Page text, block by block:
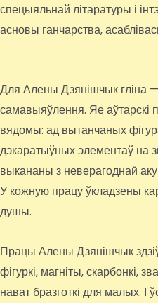
спецыяльнай літаратуры і
асновы ганчарства,
Для Алены Дзянішчык гліна —
самавыяўлення. Яе аўтарскі
вядомы: ад вытанчаных
дэкаратыўных элементаў на
выкананы з неверагоднай
У кожную працу ўкладзены
душы.
Працы Алены Дзянішчык
фігуркі, магніты, скарбонкі,
нават бразготкі для малых.